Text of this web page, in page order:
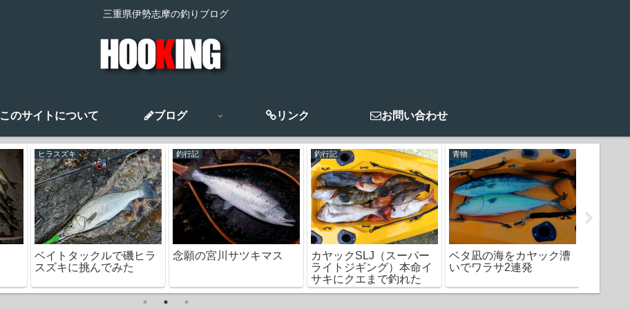
三重県伊勢志摩の釣りブログ
このサイトについて ブログ リンク お問い合わせ
ヒラスズキ
ベイトタックルで磯ヒラ
スズキに挑んでみた
釣行記
念願の宮川サツキマス
釣行記
カヤックSLJ（スーパー
ライトジギング）本命イ
サキにクエまで釣れた
青物
ベタ凪の海をカヤック漕
いでワラサ2連発